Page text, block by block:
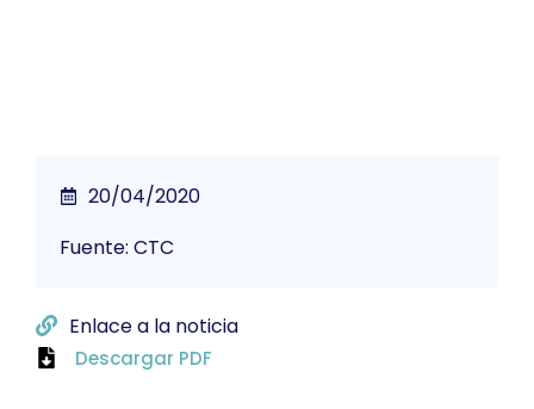
20/04/2020
Fuente: CTC
Enlace a la noticia
Descargar PDF